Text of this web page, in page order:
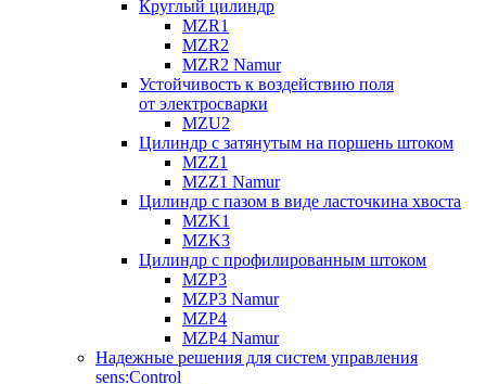
Круглый цилиндр
MZR1
MZR2
MZR2 Namur
Устойчивость к воздействию поля
от электросварки
MZU2
Цилиндр с затянутым на поршень штоком
MZZ1
MZZ1 Namur
Цилиндр с пазом в виде ласточкина хвоста
MZK1
MZK3
Цилиндр с профилированным штоком
MZP3
MZP3 Namur
MZP4
MZP4 Namur
Надежные решения для систем управления
sens:Control